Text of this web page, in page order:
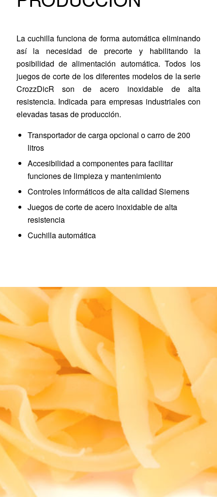
La cuchilla funciona de forma automática eliminando
así la necesidad de precorte y habilitando la
posibilidad de alimentación automática. Todos los
juegos de corte de los diferentes modelos de la serie
CrozzDicR son de acero inoxidable de alta
resistencia. Indicada para empresas industriales con
elevadas tasas de producción.
Transportador de carga opcional o carro de 200
litros
Accesibilidad a componentes para facilitar
funciones de limpieza y mantenimiento
Controles informáticos de alta calidad Siemens
Juegos de corte de acero inoxidable de alta
resistencia
Cuchilla automática